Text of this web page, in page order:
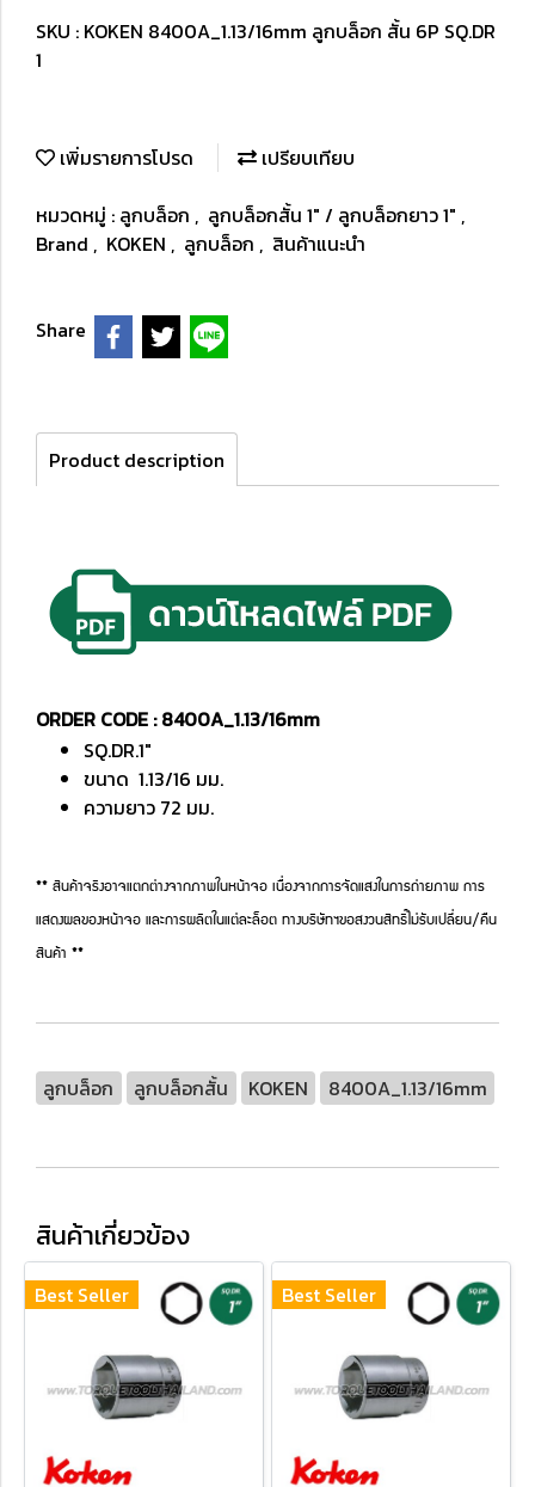
SKU : KOKEN 8400A_1.13/16mm ลูกบล็อก สั้น 6P SQ.DR
1
เพิ่มรายการโปรด
เปรียบเทียบ
หมวดหมู่ : ลูกบล็อก , ลูกบล็อกสั้น 1" / ลูกบล็อกยาว 1" ,
Brand , KOKEN , ลูกบล็อก , สินค้าแนะนำ
Share
Product description
ORDER CODE : 8400A_1.13/16mm
SQ.DR.1"
ขนาด 1.13/16 มม.
ความยาว 72 มม.
** สินค้าจริงอาจแตกต่างจากภาพในหน้าจอ เนื่องจากการจัดแสงในการถ่ายภาพ การ
แสดงผลของหน้าจอ และการผลิตในแต่ละล็อต ทางบริษัทฯขอสงวนสิทธิ์ไม่รับเปลี่ยน/คืน
สินค้า **
ลูกบล็อก ลูกบล็อกสั้น KOKEN 8400A_1.13/16mm
สินค้าเกี่ยวข้อง
Best Seller Best Seller